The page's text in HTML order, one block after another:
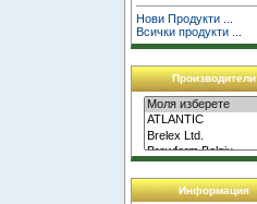
Нови Продукти ...
Всички продукти ...
Производители
Информация